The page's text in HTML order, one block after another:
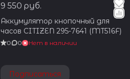
9 550 руб.
Аккумулятор кнопочный для
часов CITIZEN 295-7641 (MT516F)
0 0 Нет в наличии
Подписаться